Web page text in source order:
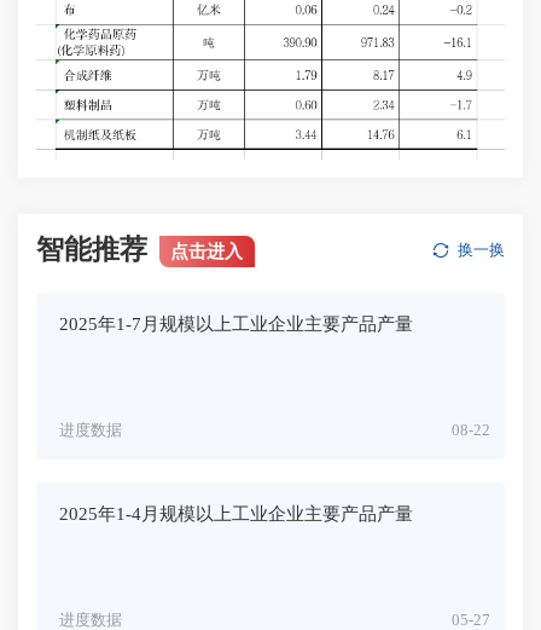
智能推荐 点击进入 换一换
2025年1-7月规模以上工业企业主要产品产量
08-22
进度数据
2025年1-4月规模以上工业企业主要产品产量
05-27
进度数据